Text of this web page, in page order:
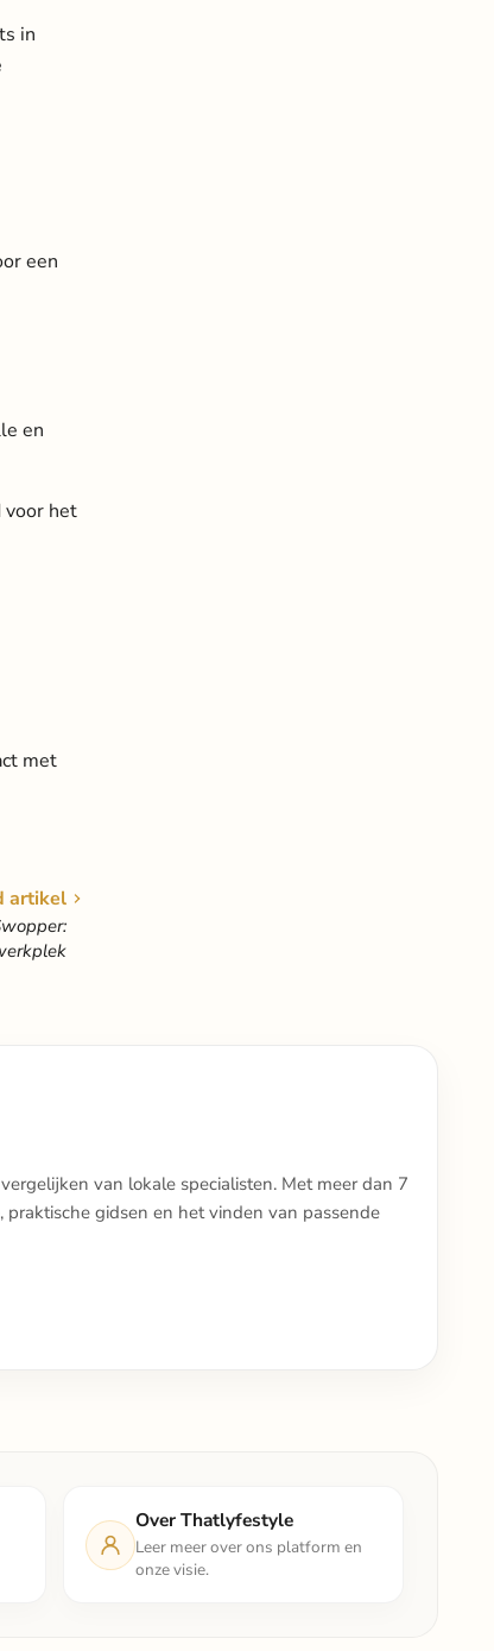
in
een
en
voor het
met
artikel
van lokale specialisten. Met meer dan 7
gidsen en het vinden van passende
Over Thatlyfestyle
Leer meer over ons platform en
onze visie.